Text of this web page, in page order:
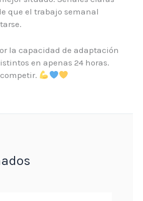
que el trabajo semanal
la capacidad de adaptación
en apenas 24 horas.